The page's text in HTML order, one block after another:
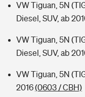
VW Tiguan, 5N
Diesel, SUV, ab
VW Tiguan, 5N
Diesel, SUV, ab
VW Tiguan, 5N
2016(0603 / CBH)